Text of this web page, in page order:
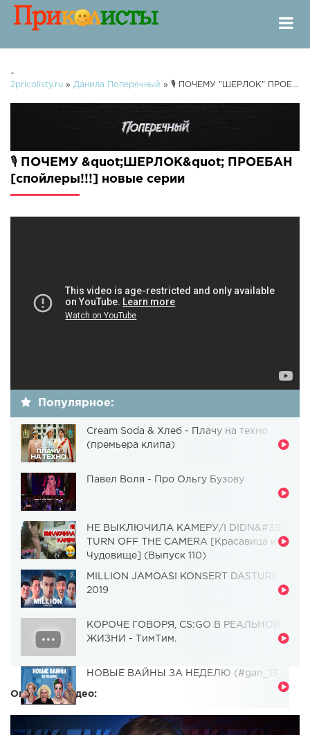
-
2pricolisty.ru » Данила Поперечный » 🎙 ПОЧЕМУ "ШЕРЛОК" ПРОЕБАН [спойлеры!!!]
🎙 ПОЧЕМУ &quot;ШЕРЛОК&quot; ПРОЕБАН
[спойлеры!!!] новые серии
Популярное:
Cream Soda & Хлеб - Плачу на техно
(премьера клипа)
Павел Воля - Про Ольгу Бузову
НЕ ВЫКЛЮЧИЛА КАМЕРУ/I DIDN&#39;T
TURN OFF THE CAMERA [Красавица и
Чудовище] (Выпуск 110)
MILLION JAMOASI KONSERT DASTURI
2019
КОРОЧЕ ГОВОРЯ, CS:GO В РЕАЛЬНОЙ
ЖИЗНИ - ТимТим.
НОВЫЕ ВАЙНЫ ЗА НЕДЕЛЮ (#gan_13_)
Описание видео: